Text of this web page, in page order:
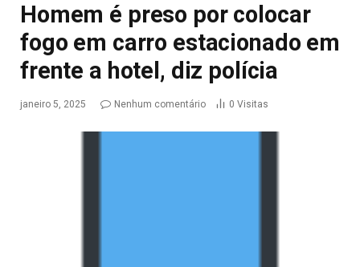
Homem é preso por colocar
fogo em carro estacionado em
frente a hotel, diz polícia
janeiro 5, 2025 Nenhum comentário 0 Visitas